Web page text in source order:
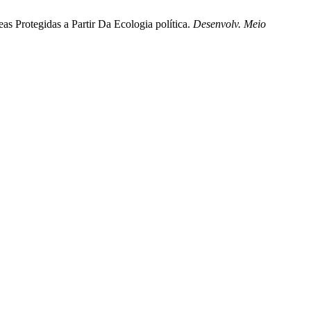
Protegidas a Partir Da Ecologia política. Desenvolv. Meio